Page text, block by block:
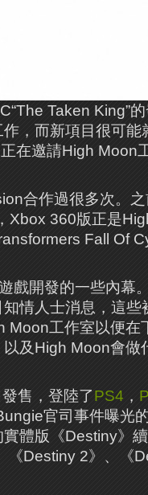
Taken King”
，而新項目很可
在邀請High Moon
合作過很多次。
，Xbox 360版正是
Fall Of
戲開發的一些內幕
情人士消息，這些
Moon工作室以便在
及High Moon會做
售，登陸了PS4 ，
官司事件曝光
體版《Destiny》
《Destiny 2》、《